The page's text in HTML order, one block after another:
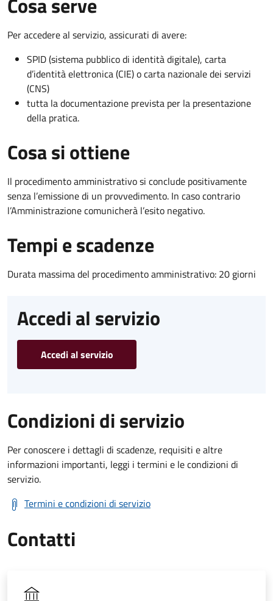
Per accedere al servizio, assicurati di avere:
SPID (sistema pubblico di identità digitale), carta
d’identità elettronica (CIE) o carta nazionale dei servizi
(CNS)
tutta la documentazione prevista per la presentazione
della pratica.
Cosa si ottiene
Il procedimento amministrativo si conclude positivamente
senza l’emissione di un provvedimento. In caso contrario
l’Amministrazione comunicherà l’esito negativo.
Tempi e scadenze
Durata massima del procedimento amministrativo: 20 giorni
Accedi al servizio
Accedi al servizio
Condizioni di servizio
Per conoscere i dettagli di scadenze, requisiti e altre
informazioni importanti, leggi i termini e le condizioni di
servizio.
Termini e condizioni di servizio
Contatti